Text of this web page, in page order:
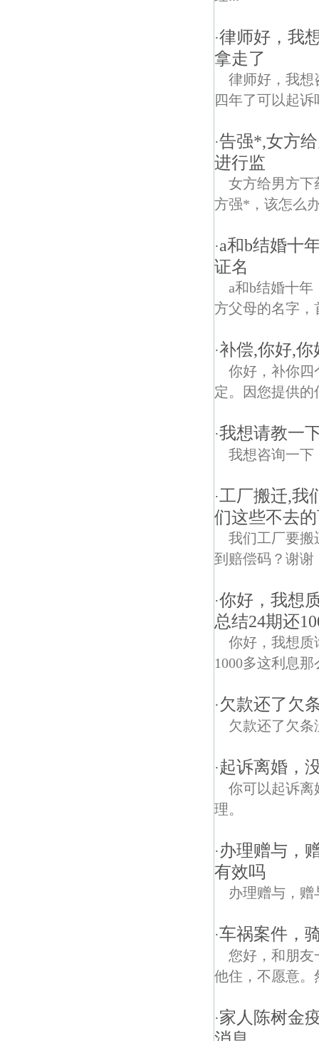
·律师好，我
拿走了
律师好，我想
四年了可以起诉
·告强*,女方
进行监
女方给男方下
方强*，该怎么
·a和b结婚十
证名
a和b结婚十
方父母的名字，
·补偿,你好,
你好，补你四
定。因您提供
·我想请教一
我想咨询一下
·工厂搬迁,我
们这些不去
我们工厂要搬
到赔偿码？谢谢
·你好，我想
总结24期还
你好，我想质
1000多这利息那
·欠款还了欠
欠款还了欠
·起诉离婚，
你可以起诉离
理。
·办理赠与，
有效吗
办理赠与，
·车祸案件，
您好，和朋友
他住，不愿意。
·家人陈树金